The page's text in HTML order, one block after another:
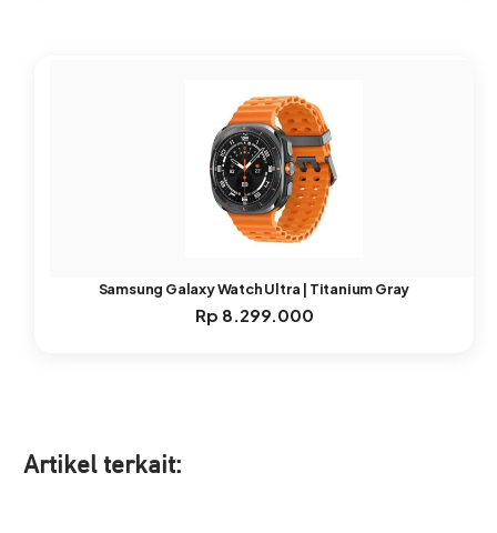
Samsung Galaxy Watch Ultra | Titanium Gray
Rp 8.299.000
Artikel terkait: